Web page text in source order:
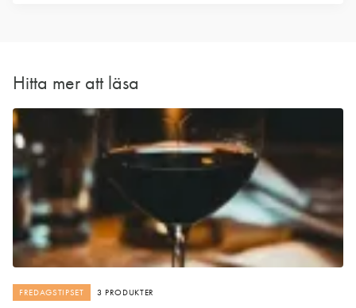
Hitta mer att läsa
FREDAGSTIPSET 3 PRODUKTER